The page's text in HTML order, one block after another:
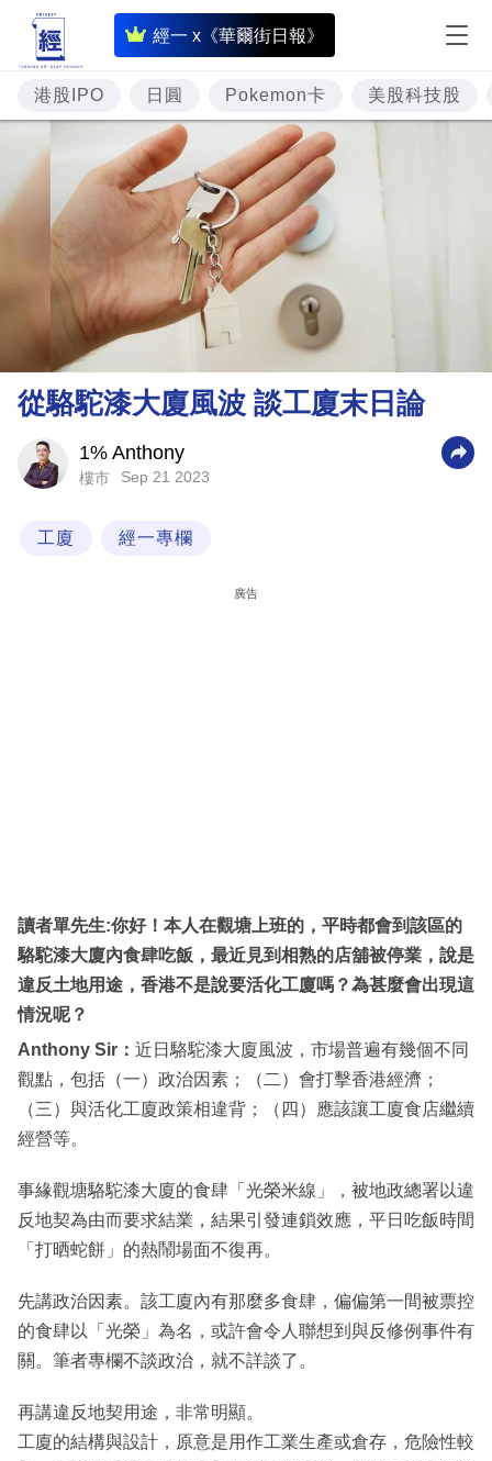
經一 x《華爾街日報》
即
時
財
經
專
題
投
資
樓
市
理
財
商
業
閱
專
區
港股IPO 日圓 Pokemon卡 美股科技股
從駱駝漆大廈風波 談工廈末日論
1% Anthony
樓市 Sep 21 2023
工廈 經一專欄
廣告
讀者單先生:你好！本人在觀塘上班的，平時都會到該區的
駱駝漆大廈內食肆吃飯，最近見到相熟的店舖被停業，說是
違反土地用途，香港不是說要活化工廈嗎？為甚麼會出現這
情況呢？
Anthony Sir： 近日駱駝漆大廈風波，市場普遍有幾個不同
觀點，包括（一）政治因素；（二）會打擊香港經濟；
（三）與活化工廈政策相違背；（四）應該讓工廈食店繼續
經營等。
事緣觀塘駱駝漆大廈的食肆「光榮米線」，被地政總署以違
反地契為由而要求結業，結果引發連鎖效應，平日吃飯時間
「打晒蛇餅」的熱鬧場面不復再。
先講政治因素。該工廈內有那麼多食肆，偏偏第一間被票控
的食肆以「光榮」為名，或許會令人聯想到與反修例事件有
關。筆者專欄不談政治，就不詳談了。
再講違反地契用途，非常明顯。
工廈的結構與設計，原意是用作工業生產或倉存，危險性較